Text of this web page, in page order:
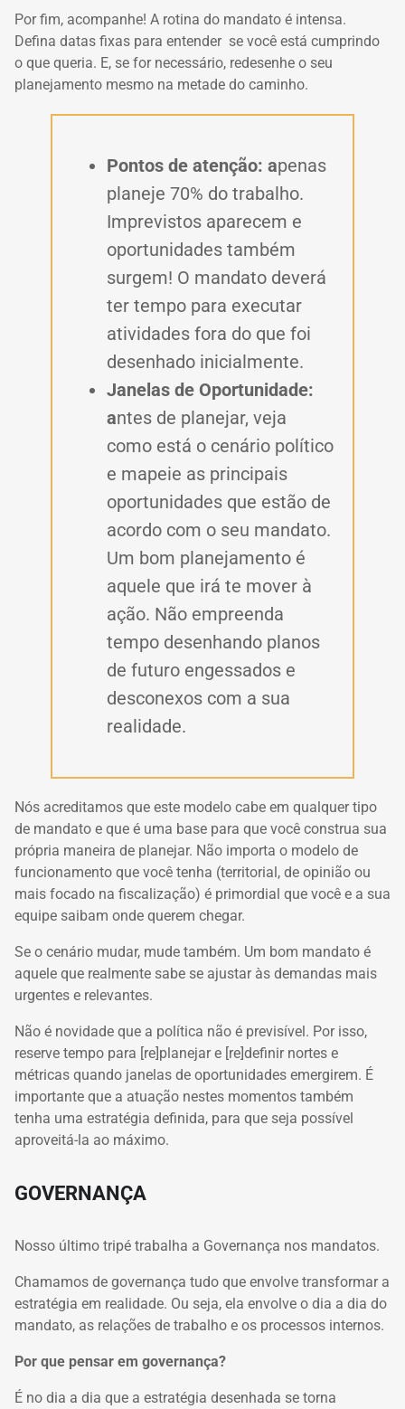
Por fim, acompanhe! A rotina do mandato é intensa.
Defina datas fixas para entender se você está cumprindo
o que queria. E, se for necessário, redesenhe o seu
planejamento mesmo na metade do caminho.
Pontos de atenção: apenas
planeje 70% do trabalho.
Imprevistos aparecem e
oportunidades também
surgem! O mandato deverá
ter tempo para executar
atividades fora do que foi
desenhado inicialmente.
Janelas de Oportunidade:
antes de planejar, veja
como está o cenário político
e mapeie as principais
oportunidades que estão de
acordo com o seu mandato.
Um bom planejamento é
aquele que irá te mover à
ação. Não empreenda
tempo desenhando planos
de futuro engessados e
desconexos com a sua
realidade.
Nós acreditamos que este modelo cabe em qualquer tipo
de mandato e que é uma base para que você construa sua
própria maneira de planejar. Não importa o modelo de
funcionamento que você tenha (territorial, de opinião ou
mais focado na fiscalização) é primordial que você e a sua
equipe saibam onde querem chegar.
Se o cenário mudar, mude também. Um bom mandato é
aquele que realmente sabe se ajustar às demandas mais
urgentes e relevantes.
Não é novidade que a política não é previsível. Por isso,
reserve tempo para [re]planejar e [re]definir nortes e
métricas quando janelas de oportunidades emergirem. É
importante que a atuação nestes momentos também
tenha uma estratégia definida, para que seja possível
aproveitá-la ao máximo.
GOVERNANÇA
Nosso último tripé trabalha a Governança nos mandatos.
Chamamos de governança tudo que envolve transformar a
estratégia em realidade. Ou seja, ela envolve o dia a dia do
mandato, as relações de trabalho e os processos internos.
Por que pensar em governança?
É no dia a dia que a estratégia desenhada se torna